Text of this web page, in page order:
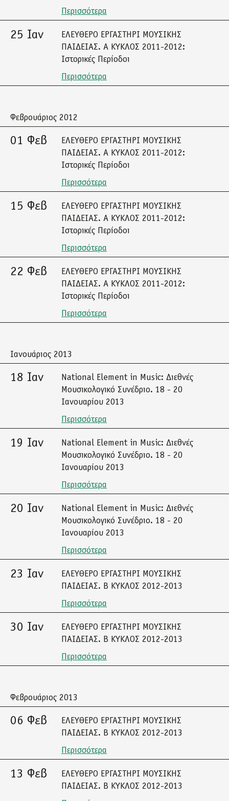
Περισσότερα
25 Ιαν
ΕΛΕΥΘΕΡΟ ΕΡΓΑΣΤΗΡΙ ΜΟΥΣΙΚΗΣ
ΠΑΙΔΕΙΑΣ. Α ΚΥΚΛΟΣ 2011-2012:
Ιστορικές Περίοδοι
Περισσότερα
Φεβρουάριος 2012
01 Φεβ
ΕΛΕΥΘΕΡΟ ΕΡΓΑΣΤΗΡΙ ΜΟΥΣΙΚΗΣ
ΠΑΙΔΕΙΑΣ. Α ΚΥΚΛΟΣ 2011-2012:
Ιστορικές Περίοδοι
Περισσότερα
15 Φεβ
ΕΛΕΥΘΕΡΟ ΕΡΓΑΣΤΗΡΙ ΜΟΥΣΙΚΗΣ
ΠΑΙΔΕΙΑΣ. Α ΚΥΚΛΟΣ 2011-2012:
Ιστορικές Περίοδοι
Περισσότερα
22 Φεβ
ΕΛΕΥΘΕΡΟ ΕΡΓΑΣΤΗΡΙ ΜΟΥΣΙΚΗΣ
ΠΑΙΔΕΙΑΣ. Α ΚΥΚΛΟΣ 2011-2012:
Ιστορικές Περίοδοι
Περισσότερα
Ιανουάριος 2013
18 Ιαν
National Element in Music: Διεθνές
Μουσικολογικό Συνέδριο. 18 - 20
Ιανουαρίου 2013
Περισσότερα
19 Ιαν
National Element in Music: Διεθνές
Μουσικολογικό Συνέδριο. 18 - 20
Ιανουαρίου 2013
Περισσότερα
20 Ιαν
National Element in Music: Διεθνές
Μουσικολογικό Συνέδριο. 18 - 20
Ιανουαρίου 2013
Περισσότερα
23 Ιαν
ΕΛΕΥΘΕΡΟ ΕΡΓΑΣΤΗΡΙ ΜΟΥΣΙΚΗΣ
ΠΑΙΔΕΙΑΣ. Β ΚΥΚΛΟΣ 2012-2013
Περισσότερα
30 Ιαν
ΕΛΕΥΘΕΡΟ ΕΡΓΑΣΤΗΡΙ ΜΟΥΣΙΚΗΣ
ΠΑΙΔΕΙΑΣ. Β ΚΥΚΛΟΣ 2012-2013
Περισσότερα
Φεβρουάριος 2013
06 Φεβ
ΕΛΕΥΘΕΡΟ ΕΡΓΑΣΤΗΡΙ ΜΟΥΣΙΚΗΣ
ΠΑΙΔΕΙΑΣ. Β ΚΥΚΛΟΣ 2012-2013
Περισσότερα
13 Φεβ
ΕΛΕΥΘΕΡΟ ΕΡΓΑΣΤΗΡΙ ΜΟΥΣΙΚΗΣ
ΠΑΙΔΕΙΑΣ. Β ΚΥΚΛΟΣ 2012-2013